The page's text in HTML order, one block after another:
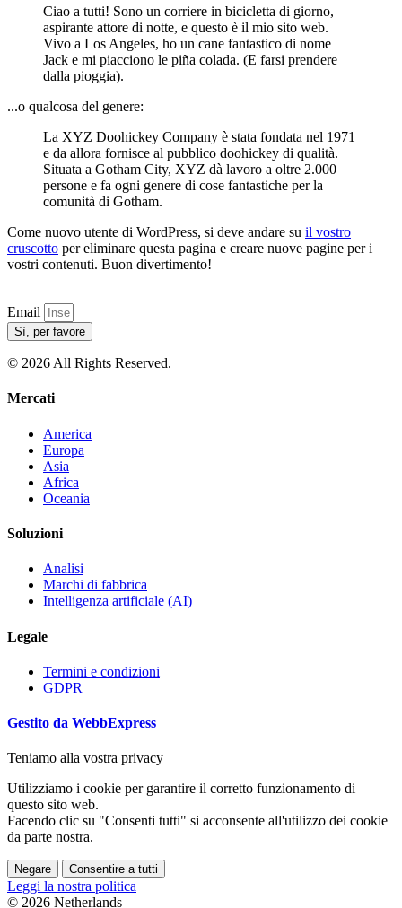
Ciao a tutti! Sono un corriere in bicicletta di giorno,
aspirante attore di notte, e questo è il mio sito web.
Vivo a Los Angeles, ho un cane fantastico di nome
Jack e mi piacciono le piña colada. (E farsi prendere
dalla pioggia).
...o qualcosa del genere:
La XYZ Doohickey Company è stata fondata nel 1971
e da allora fornisce al pubblico doohickey di qualità.
Situata a Gotham City, XYZ dà lavoro a oltre 2.000
persone e fa ogni genere di cose fantastiche per la
comunità di Gotham.
Come nuovo utente di WordPress, si deve andare su il vostro
cruscotto per eliminare questa pagina e creare nuove pagine per i
vostri contenuti. Buon divertimento!
Email
Sì, per favore
© 2026 All Rights Reserved.
Mercati
America
Europa
Asia
Africa
Oceania
Soluzioni
Analisi
Marchi di fabbrica
Intelligenza artificiale (AI)
Legale
Termini e condizioni
GDPR
Gestito da WebbExpress
Teniamo alla vostra privacy
Utilizziamo i cookie per garantire il corretto funzionamento di
questo sito web.
Facendo clic su "Consenti tutti" si acconsente all'utilizzo dei cookie
da parte nostra.
Negare Consentire a tutti
Leggi la nostra politica
© 2026 Netherlands